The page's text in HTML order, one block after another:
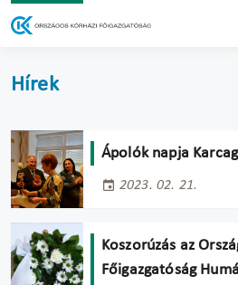
Hírek
Ápolók napja
2023. 02. 21.
Koszorúzás az
Főigazgatóság